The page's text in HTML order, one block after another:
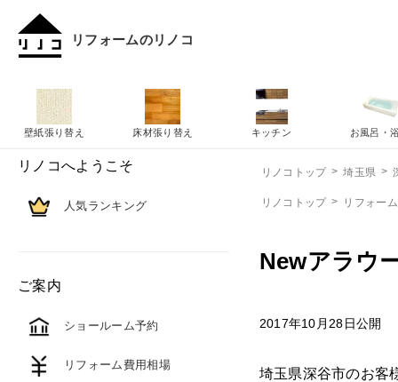
リフォームのリノコ
リノコトップ 埼玉県
リノコトップ リフォー
Newアラウ
2017年10月28日公開
埼玉県深谷市のお客
壁紙張り替え 床材張り替え キッチン お風呂・
リノコへようこそ
人気ランキング
ご案内
ショールーム予約
リフォーム費用相場